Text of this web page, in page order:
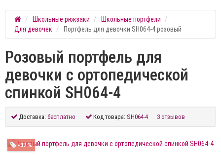
Школьные рюкзаки
Школьные портфели
Для девочек
Портфель для девочки SH064-4 розовый
Розовый портфель для
девочки с ортопедической
спинкой SH064-4
Доставка: бесплатно Код товара: SH064-4 3 отзывов
-37 %